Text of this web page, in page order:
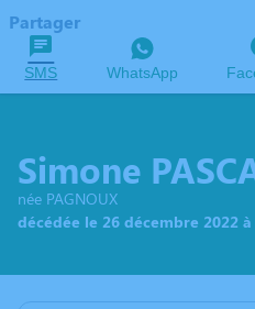
Partager
SMS WhatsApp
Simone
née PAGNOUX
décédée le 26 décembre 2022